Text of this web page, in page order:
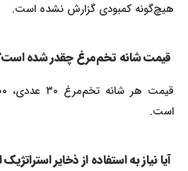
هیچ‌گونه کمبودی گزارش نشده است.
قیمت شانه تخم‌مرغ چقدر شده
است.
آیا نیاز به استفاده از ذخایر